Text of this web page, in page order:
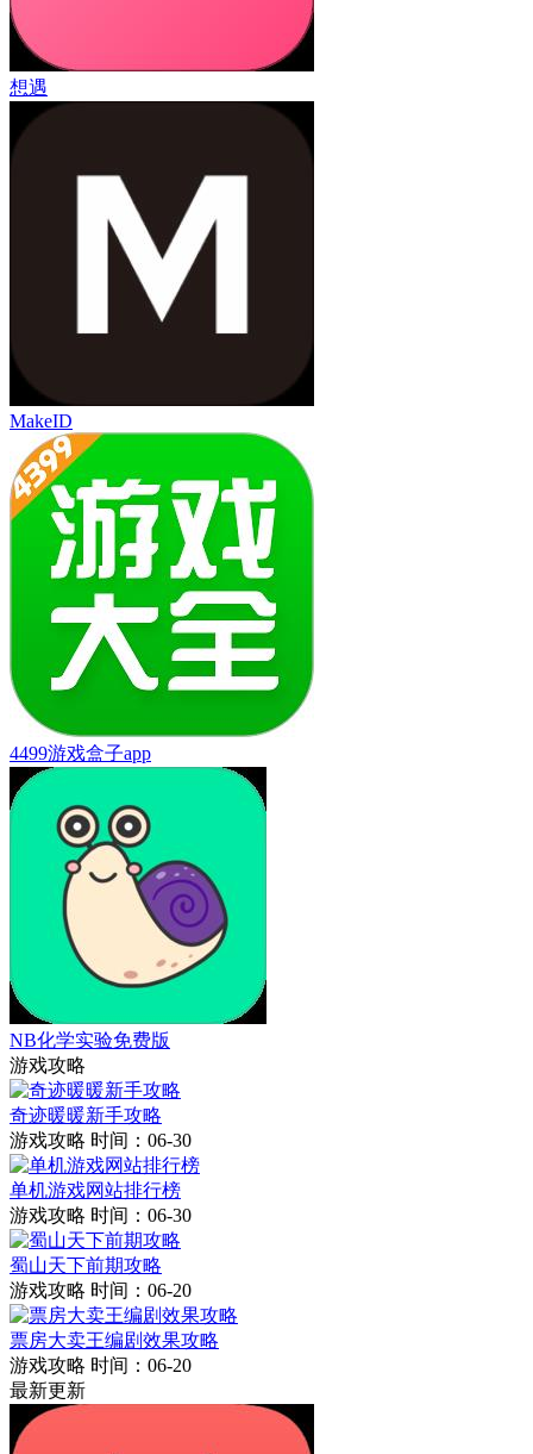
想遇
MakeID
4499游戏盒子app
NB化学实验免费版
游戏攻略
奇迹暖暖新手攻略
游戏攻略 时间：06-30
单机游戏网站排行榜
游戏攻略 时间：06-30
蜀山天下前期攻略
游戏攻略 时间：06-20
票房大卖王编剧效果攻略
游戏攻略 时间：06-20
最新更新